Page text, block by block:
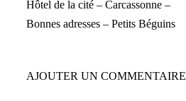
Hôtel de la cité – Carcassonne –
Bonnes adresses – Petits Béguins
AJOUTER UN COMMENTAIRE